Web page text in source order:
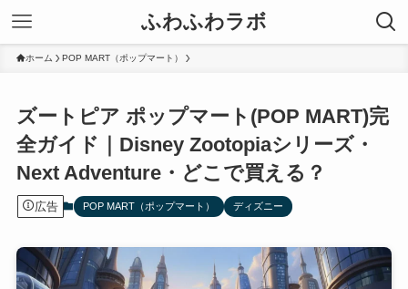
ふわふわラボ
ホーム POP MART（ポップマート）
ズートピア ポップマート(POP MART)完
全ガイド｜Disney Zootopiaシリーズ・
Next Adventure・どこで買える？
広告 POP MART（ポップマート） ディズニー